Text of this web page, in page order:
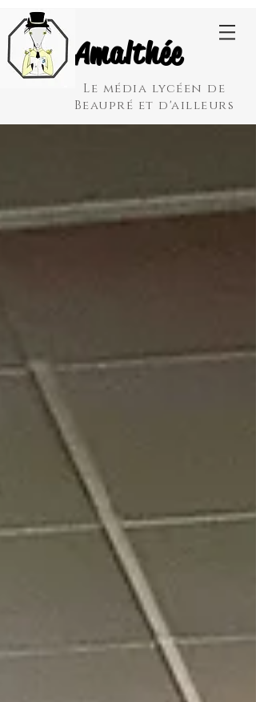
Amalthée
Le média lycéen de
Beaupré et d'ailleurs